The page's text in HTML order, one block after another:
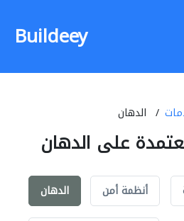
Buildeey
الدهان
على الدهان
الدهان أنظمة أمن